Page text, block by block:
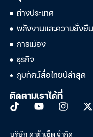
ต่างประเทศ
พลังงานและความยั่งยืน
การเมือง
ธุรกิจ
ภูมิทัศน์สื่อไทยปีล่าสุด
ติดตามเราได้ที่
บริษัท ดาต้าเซ็ต จำกัด